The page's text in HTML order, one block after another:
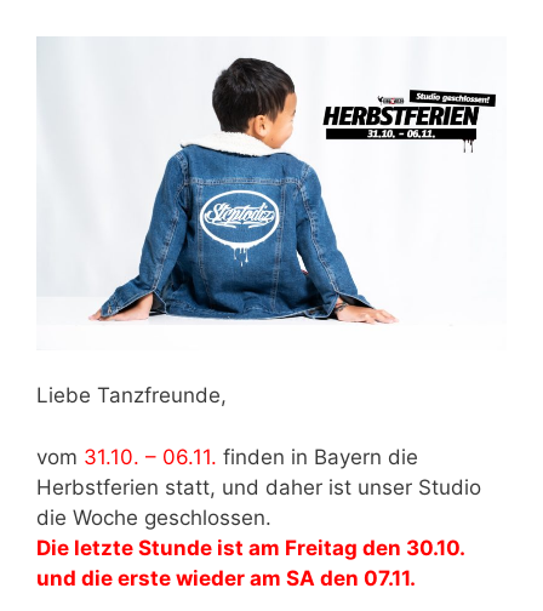
Liebe Tanzfreunde,
vom 31.10. – 06.11. finden in Bayern die
Herbstferien statt, und daher ist unser Studio
die Woche geschlossen.
Die letzte Stunde ist am Freitag den 30.10.
und die erste wieder am SA den 07.11.